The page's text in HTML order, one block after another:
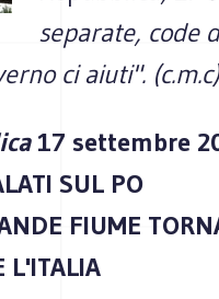
separate, code
ci aiuti". (c.m.c)
17 settembre
SUL PO
FIUME
L'ITALIA